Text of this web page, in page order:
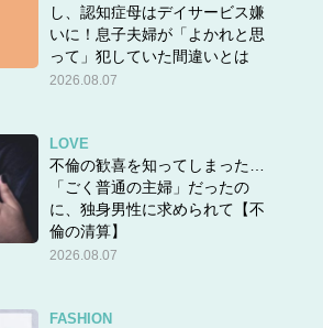
し、認知症母はデイサービス嫌
いに！息子夫婦が「よかれと思
って」犯していた間違いとは
2026.08.07
LOVE
不倫の歓喜を知ってしまった…
「ごく普通の主婦」だったの
に、独身男性に求められて【不
倫の清算】
2026.08.07
FASHION